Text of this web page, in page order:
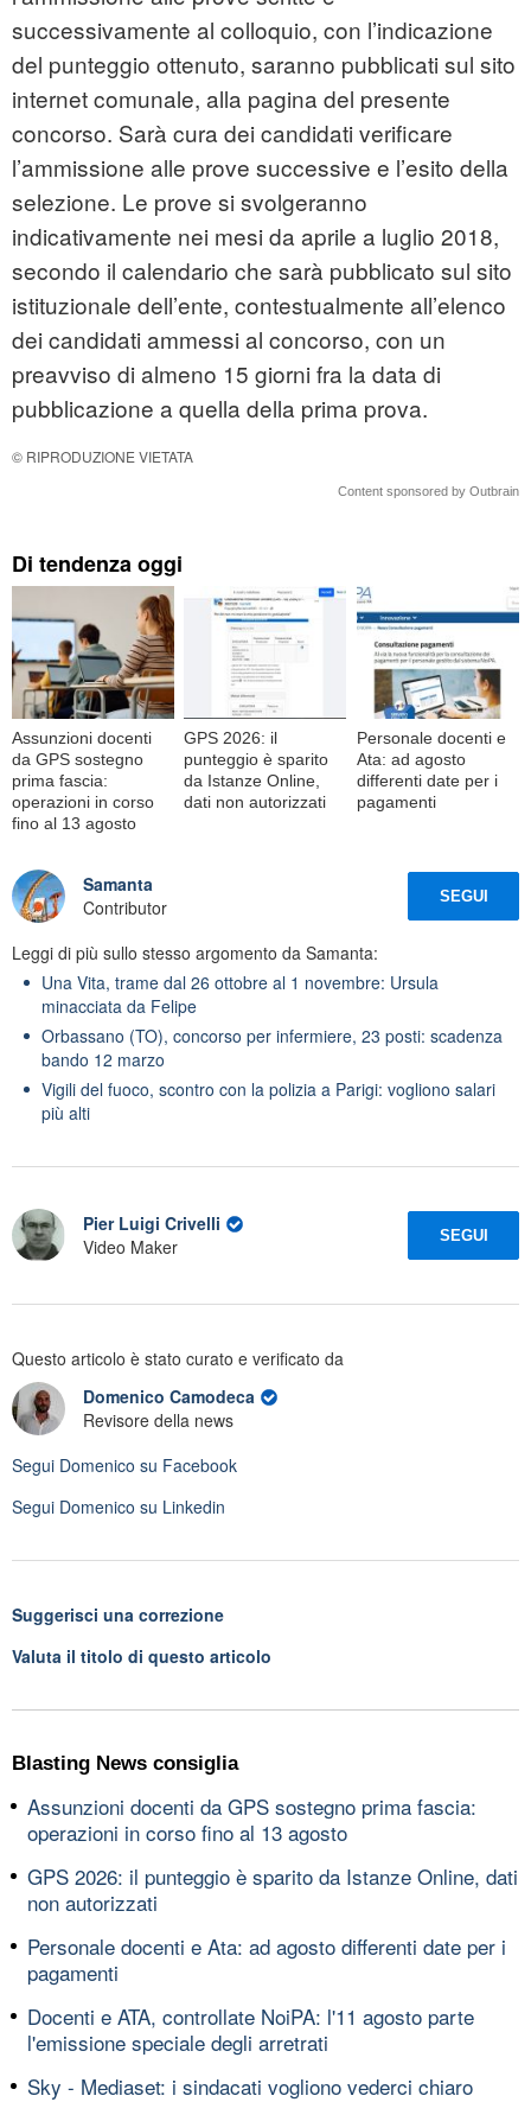
successivamente al colloquio, con l’indicazione
del punteggio ottenuto, saranno pubblicati sul sito
internet comunale, alla pagina del presente
concorso. Sarà cura dei candidati verificare
l’ammissione alle prove successive e l’esito della
selezione. Le prove si svolgeranno
indicativamente nei mesi da aprile a luglio 2018,
secondo il calendario che sarà pubblicato sul sito
istituzionale dell’ente, contestualmente all’elenco
dei candidati ammessi al concorso, con un
preavviso di almeno 15 giorni fra la data di
pubblicazione a quella della prima prova.
© RIPRODUZIONE VIETATA
Content sponsored by Outbrain
Di tendenza oggi
Assunzioni docenti
da GPS sostegno
prima fascia:
operazioni in corso
fino al 13 agosto
GPS 2026: il
punteggio è sparito
da Istanze Online,
dati non autorizzati
Personale docenti e
Ata: ad agosto
differenti date per i
pagamenti
Samanta
Contributor
SEGUI
Leggi di più sullo stesso argomento da Samanta:
Una Vita, trame dal 26 ottobre al 1 novembre: Ursula
minacciata da Felipe
Orbassano (TO), concorso per infermiere, 23 posti: scadenza
bando 12 marzo
Vigili del fuoco, scontro con la polizia a Parigi: vogliono salari
più alti
Pier Luigi Crivelli
Video Maker
SEGUI
Questo articolo è stato curato e verificato da
Domenico Camodeca
Revisore della news
Segui Domenico su Facebook
Segui Domenico su Linkedin
Suggerisci una correzione
Valuta il titolo di questo articolo
Blasting News consiglia
Assunzioni docenti da GPS sostegno prima fascia:
operazioni in corso fino al 13 agosto
GPS 2026: il punteggio è sparito da Istanze Online, dati
non autorizzati
Personale docenti e Ata: ad agosto differenti date per i
pagamenti
Docenti e ATA, controllate NoiPA: l'11 agosto parte
l'emissione speciale degli arretrati
Sky - Mediaset: i sindacati vogliono vederci chiaro